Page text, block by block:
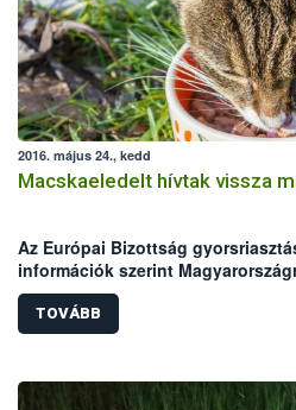
2016. május 24., kedd
Macskaeledelt hívtak vissza
Az Európai Bizottság
információk szerint
egyadagos macskaeledelekből,
mértek.
TOVÁBB